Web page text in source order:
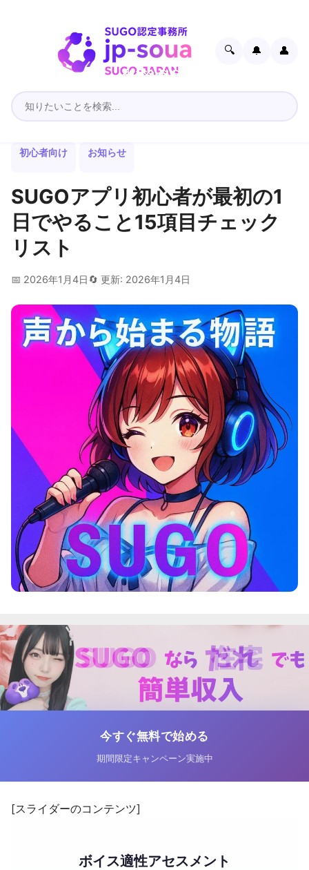
🔍 🔔 👤
初心者向け お知らせ
SUGOアプリ初心者が最初の1
日でやること15項目チェック
リスト
📅 2026年1月4日 🔄 更新: 2026年1月4日
今すぐ無料で始める
期間限定キャンペーン実施中
[スライダーのコンテンツ]
ボイス適性アセスメント